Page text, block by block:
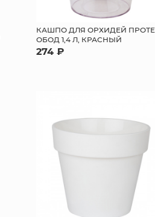
КАШПО ДЛЯ ОРХИДЕЙ
ОБОД 1,4 Л, КРАСНЫЙ
274 ₽